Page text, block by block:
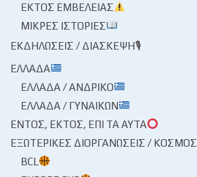
ΕΚΤΌΣ ΕΜΒΈΛΕΙΑΣ
ΜΙΚΡΈΣ ΙΣΤΟΡΊΕΣ
ΕΚΔΗΛΏΣΕΙΣ / ΔΙΆΣΚΕΨΗ🎙
ΕΛΛΆΔΑ
ΕΛΛΆΔΑ / ΑΝΔΡΙΚΌ
ΕΛΛΆΔΑ / ΓΥΝΑΙΚΏΝ
ΕΝΤΌΣ, ΕΚΤΌΣ, ΕΠΊ ΤΑ ΑΥΤΆ
ΕΞΩΤΕΡΙΚΈΣ ΔΙΟΡΓΑΝΏΣΕΙΣ / ΚΌΣΜΟΣ
BCL